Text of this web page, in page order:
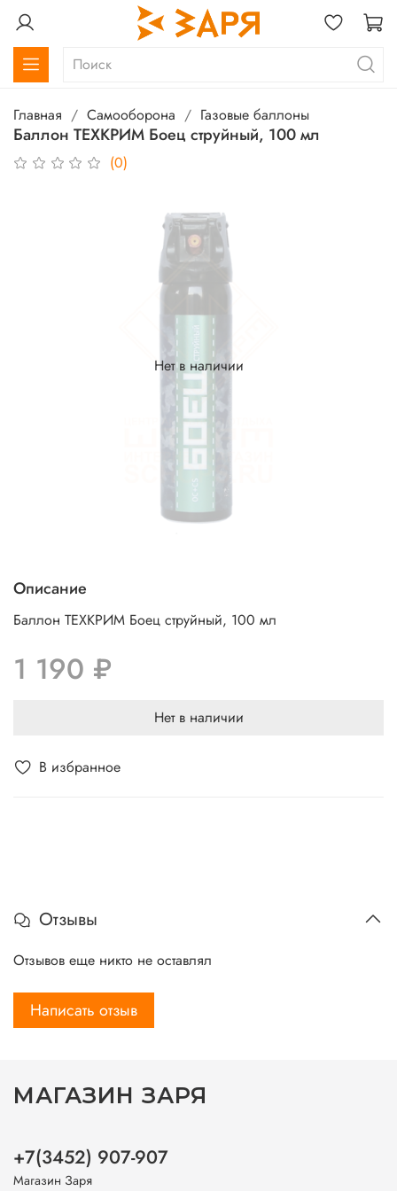
Главная Самооборона Газовые баллоны
Баллон ТЕХKРИМ Боец струйный, 100 мл
(0)
В избранное
Нет в наличии
Описание
Баллон ТЕХKРИМ Боец струйный, 100 мл
1 190 ₽
Нет в наличии
Отзывы
Отзывов еще никто не оставлял
Написать отзыв
МАГАЗИН ЗАРЯ
+7(3452) 907-907
Магазин Заря